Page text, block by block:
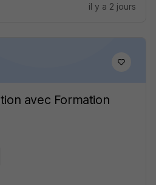
il y a 2 jours
avec Formation